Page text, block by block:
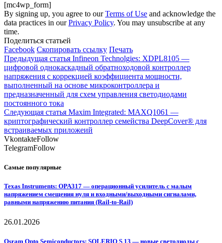
[mc4wp_form]
By signing up, you agree to ourTerms of Use and acknowledge the
data practices in ourPrivacy Policy. You may unsubscribe at any
time.
Поделиться статьей
Facebook Скопировать ссылку Печать
Предыдущая статья Infineon Technolgies: XDPL8105 —
цифровой однокаскадный обратноходовой контроллер
напряжения с коррекцией коэффициента мощности,
выполненный на основе микроконтроллера и
предназначенный для схем управления светодиодами
постоянного тока
Следующая статья Maxim Integrated: MAXQ1061 —
криптографический контроллер семейства DeepCover® для
встраиваемых приложеий
VkontakteFollow
TelegramFollow
Самые популярные
Texas Instruments: OPA317 — операционный усилитель с малым
напряжением смещения нуля и входными/выходными сигналами,
равными напряжению питания (Rail-to-Rail)
26.01.2026
Osram Opto Semiconductors: SOLERIQ S 13 — новые светодиоды с